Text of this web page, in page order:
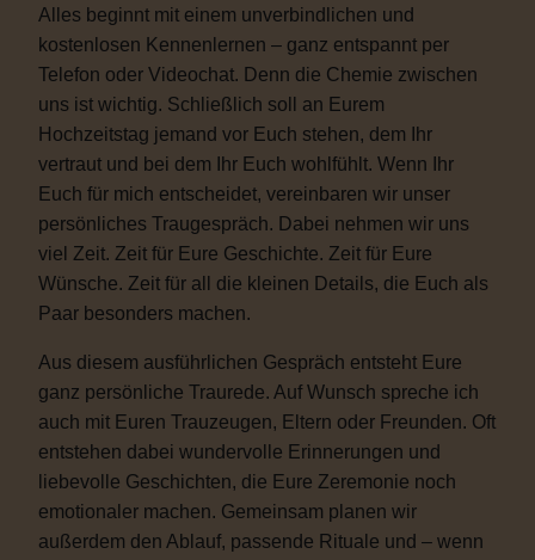
Alles beginnt mit einem unverbindlichen und
kostenlosen Kennenlernen – ganz entspannt per
Telefon oder Videochat. Denn die Chemie zwischen
uns ist wichtig. Schließlich soll an Eurem
Hochzeitstag jemand vor Euch stehen, dem Ihr
vertraut und bei dem Ihr Euch wohlfühlt. Wenn Ihr
Euch für mich entscheidet, vereinbaren wir unser
persönliches Traugespräch. Dabei nehmen wir uns
viel Zeit. Zeit für Eure Geschichte. Zeit für Eure
Wünsche. Zeit für all die kleinen Details, die Euch als
Paar besonders machen.
Aus diesem ausführlichen Gespräch entsteht Eure
ganz persönliche Traurede. Auf Wunsch spreche ich
auch mit Euren Trauzeugen, Eltern oder Freunden. Oft
entstehen dabei wundervolle Erinnerungen und
liebevolle Geschichten, die Eure Zeremonie noch
emotionaler machen. Gemeinsam planen wir
außerdem den Ablauf, passende Rituale und – wenn